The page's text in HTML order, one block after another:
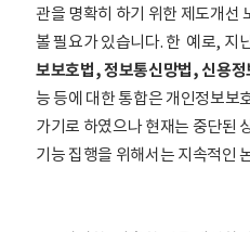
관을 명확히 하기 위한 제도개선
볼 필요가 있습니다. 한 예로, 지
보보호법, 정보통신망법, 신용
능 등에 대한 통합은 개인정보보
가기로 하였으나 현재는 중단된
기능 집행을 위해서는 지속적인